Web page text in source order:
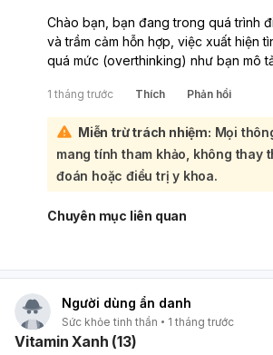
Chào bạn, bạn đang trong quá trình
và trầm cảm hỗn hợp, việc xuất hiện
quá mức (overthinking) như bạn mô
Việc suy nghĩ liên tục, dù nội dung có
tiêu tốn năng lượng tinh thần và gây
tập trung vào hiện tại, dẫn đến mệt
học tập/làm việc:
Điều quan trọng nhất là bạn nên trao
trạng này với bác sĩ hoặc chuyên gia
cho bạn. Họ sẽ có cái nhìn tổng thể
khảo một số phương pháp sau:
thấy mình đang suy nghĩ lan man,
trí trở lại với công việc đang làm
diễn ra xung quanh. Bạn có thể
1 tháng trước Thích Phản hồi
Miễn trừ trách nhiệm: Mọi
mang tính tham khảo, không thay
đoán hoặc điều trị y khoa.
Chuyên mục liên quan
Người dùng ẩn danh
Sức khỏe tinh thần 1 tháng trước
Vitamin Xanh (13)